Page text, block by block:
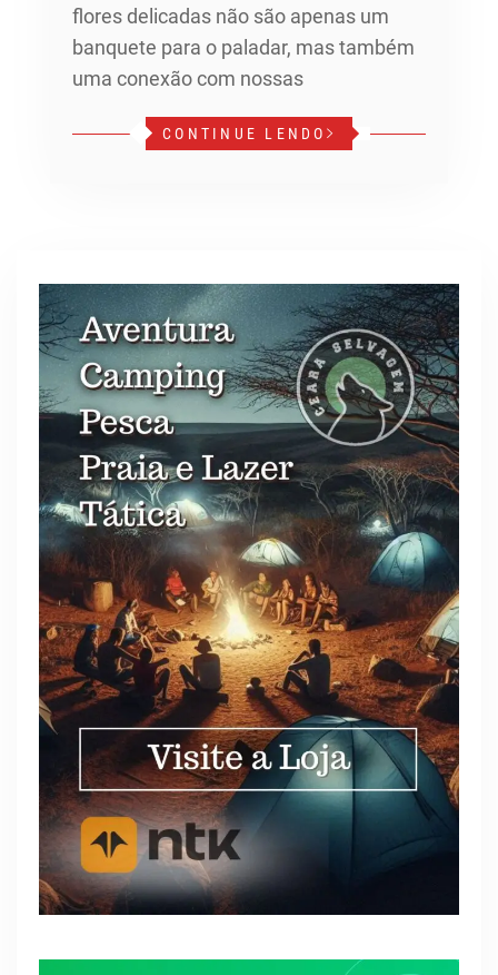
flores delicadas não são apenas um
banquete para o paladar, mas também
uma conexão com nossas
CONTINUE LENDO